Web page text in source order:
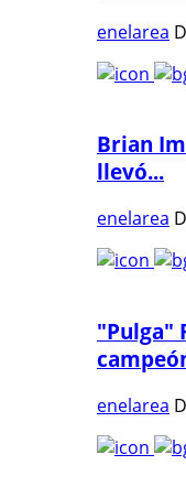
enelarea
Brian
llevó...
enelarea
"Pulga"
enelarea